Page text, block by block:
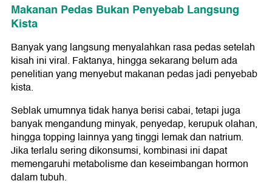
Makanan Pedas Bukan Penyebab Langsung
Kista
Banyak yang langsung menyalahkan rasa pedas setelah
kisah ini viral. Faktanya, hingga sekarang belum ada
penelitian yang menyebut makanan pedas jadi penyebab
kista.
Seblak umumnya tidak hanya berisi cabai, tetapi juga
banyak mengandung minyak, penyedap, kerupuk olahan,
hingga topping lainnya yang tinggi lemak dan natrium.
Jika terlalu sering dikonsumsi, kombinasi ini dapat
memengaruhi metabolisme dan keseimbangan hormon
dalam tubuh.